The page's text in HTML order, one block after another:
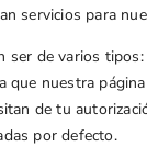
servicios para
ser de varios
que nuestra
de tu
por defecto.